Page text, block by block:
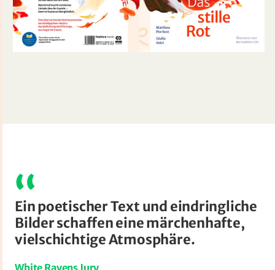
Ein poetischer Text und eindringliche
Bilder schaffen eine märchenhafte,
vielschichtige Atmosphäre.